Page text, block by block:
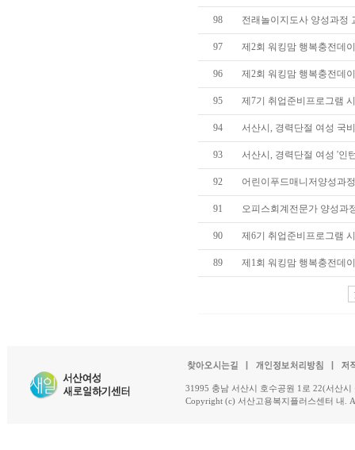
98 전래놀이지도사 양성과정
97 제2회 워킹맘 행복충전데
96 제2회 워킹맘 행복충전데
95 제7기 취업준비프로그램
94 서산시, 경력단절 여성 국
93 서산시, 경력단절 여성 '인
92 어린이푸드매니저양성과
91 오피스회계전문가 양성과
90 제6기 취업준비프로그램
89 제1회 워킹맘 행복충전데
31995 충남 서산시 호수공원 1로 22(서산
Copyright (c) 서산고용복지플러스센터 내.